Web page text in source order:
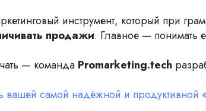
инструмент, который при
продажи. Главное — понимать
— команда Promarketing.tech
вашей самой надёжной и